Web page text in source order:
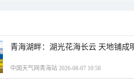
青海湖畔：湖光花海长云 天地铺成
中国天气网青海站 2026-08-07 10:58